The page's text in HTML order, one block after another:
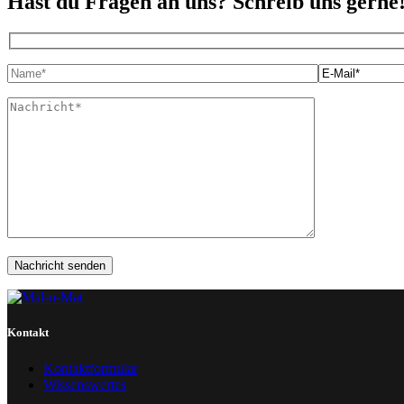
Kontakt
Kontaktformular
Wissenswertes